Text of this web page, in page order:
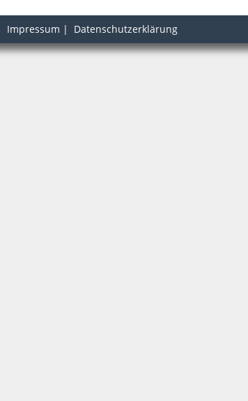
Impressum | Datenschutzerklärung